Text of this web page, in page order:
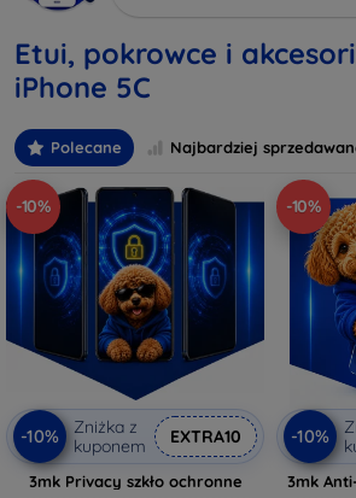
Etui, pokrowce i
iPhone 5C
Polecane Najbardziej
-10%
-10%
Zniżka z
kuponem
EXTRA10
3mk Privacy szkło ochronne
-10%
-10%
3mk